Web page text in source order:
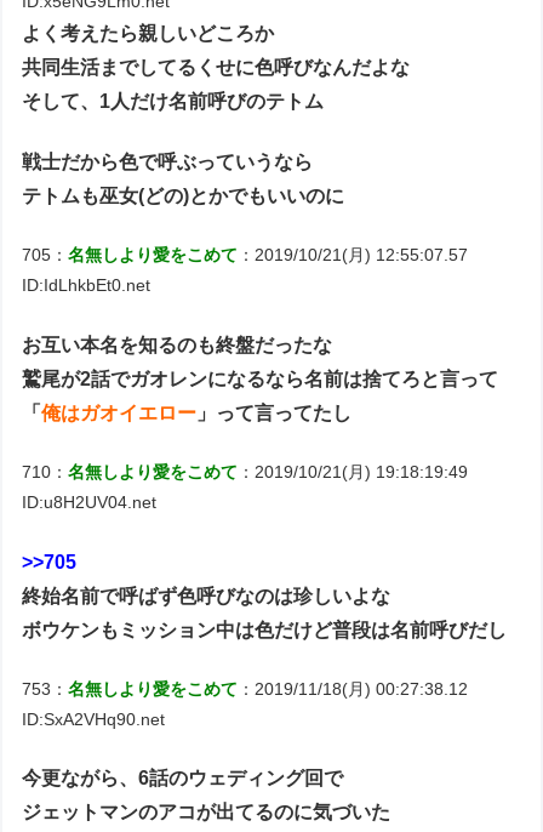
よく考えたら親しいどころか
共同生活までしてるくせに色呼びなんだよな
そして、1人だけ名前呼びのテトム
戦士だから色で呼ぶっていうなら
テトムも巫女(どの)とかでもいいのに
705：名無しより愛をこめて ：2019/10/21(月) 12:55:07.57
ID:IdLhkbEt0.net
お互い本名を知るのも終盤だったな
鷲尾が2話でガオレンになるなら名前は捨てろと言って
「俺はガオイエロー 」って言ってたし
710：名無しより愛をこめて ：2019/10/21(月) 19:18:19:49
ID:u8H2UV04.net
>>705
終始名前で呼ばず色呼びなのは珍しいよな
ボウケンもミッション中は色だけど普段は名前呼びだし
753：名無しより愛をこめて ：2019/11/18(月) 00:27:38.12
ID:SxA2VHq90.net
今更ながら、6話のウェディング回で
ジェットマンのアコが出てるのに気づいた